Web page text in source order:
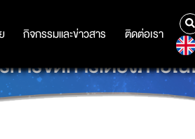
กิจกรรมและข่าวสาร ติดต่อเรา
กิจกรรมและข่าวสาร ติดต่อเรา
ารจัดการเตียงภายใ